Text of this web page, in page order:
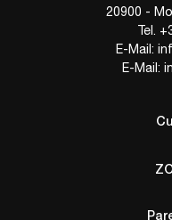
20900 -
Tel.
E-Mail:
E-Mail: